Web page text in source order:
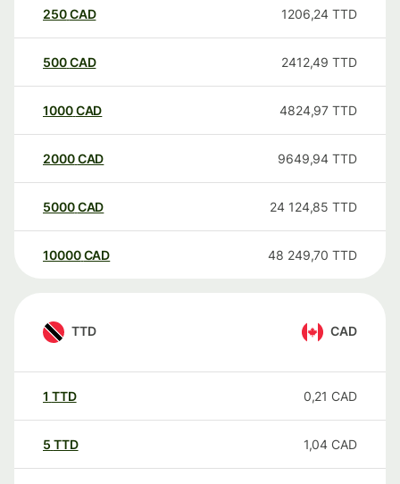
250CAD 1206,24 TTD
500CAD 2412,49 TTD
1000CAD 4824,97 TTD
2000CAD 9649,94 TTD
5000CAD 24 124,85 TTD
10000 CAD 48 249,70 TTD
TTD CAD
1 TTD 0,21 CAD
5 TTD 1,04 CAD